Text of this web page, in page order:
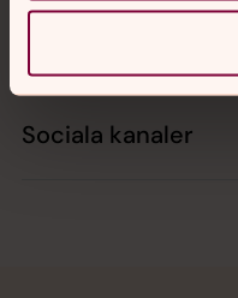
Sociala kanaler